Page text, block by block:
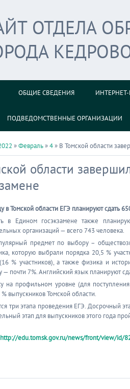
ОТДЕЛА
ОБЩИЕ СВЕДЕНИЯ
ПОДВЕДОМСТВЕННЫЕ ОРГАНИЗАЦИИ
»Февраль»4» В Томской области
области
в Томской области ЕГЭ планируют сдать
в Едином госэкзамене также
организаций — всего 743 человека.
предмет по выбору –
которую выбрали порядка 20,5 %
% участников), а также физика и
— почти 7%. Английский язык планируют
на профильном уровне (для
% выпускников Томской области.
три этапа проведения ЕГЭ. Досрочный
этап для выпускников этого года
http://edu.tomsk.gov.ru/news/front/view/id/